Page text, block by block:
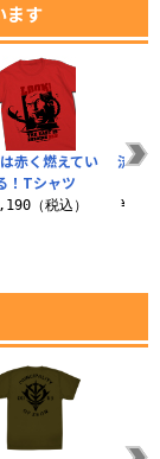
ます
赤く燃えてい
！Tシャツ
（税込）
流派